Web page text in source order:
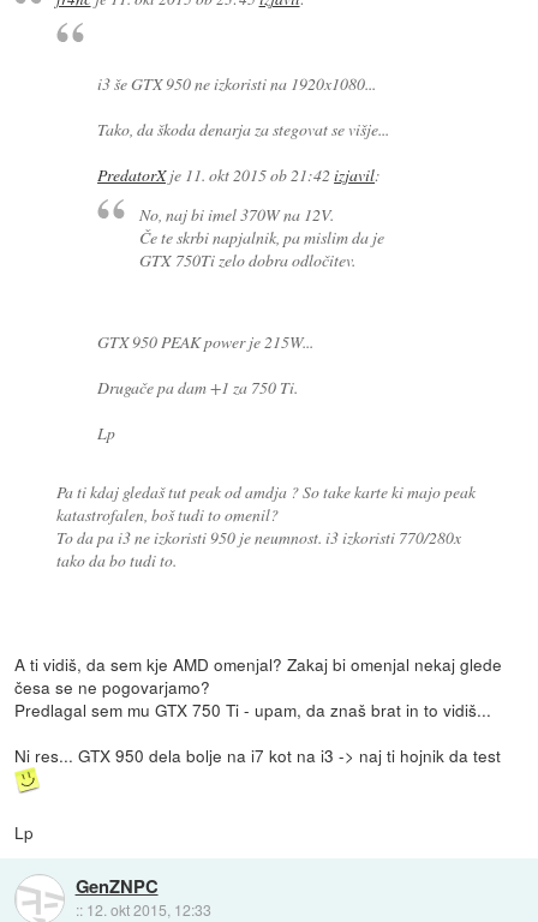
i3 še GTX 950 ne izkoristi na 1920x1080...
Tako, da škoda denarja za stegovat se višje...
PredatorXje 11. okt 2015 ob 21:42izjavil:
No, naj bi imel 370W na 12V.
Če te skrbi napjalnik, pa mislim da je
GTX 750Ti zelo dobra odločitev.
GTX 950 PEAK power je 215W...
Drugače pa dam +1 za 750 Ti.
Lp
Pa ti kdaj gledaš tut peak od amdja ? So take karte ki majo peak
katastrofalen, boš tudi to omenil?
To da pa i3 ne izkoristi 950 je neumnost. i3 izkoristi 770/280x
tako da bo tudi to.
A ti vidiš, da sem kje AMD omenjal? Zakaj bi omenjal nekaj glede
česa se ne pogovarjamo?
Predlagal sem mu GTX 750 Ti - upam, da znaš brat in to vidiš...
Ni res... GTX 950 dela bolje na i7 kot na i3 -> naj ti hojnik da test
Lp
GenZNPC
:: 12. okt 2015, 12:33